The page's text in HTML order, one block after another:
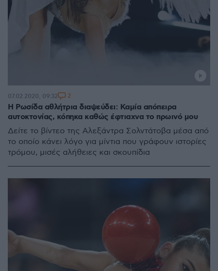
Η Ρωσίδα αθλήτρια διαψεύδει: Καμία απόπειρα
αυτοκτονίας, κόπηκα καθώς έφτιαχνα το πρωινό μου
Δείτε το βίντεο της Αλεξάντρα Σολντάτοβα μέσα από
το οποίο κάνει λόγο για μίντια που γράφουν ιστορίες
τρόμου, μισές αλήθειες και σκουπίδια
07.02.2020, 09:32 2